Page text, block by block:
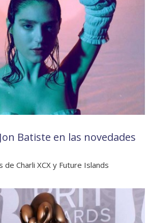
Batiste en las novedades
Charli XCX y Future Islands